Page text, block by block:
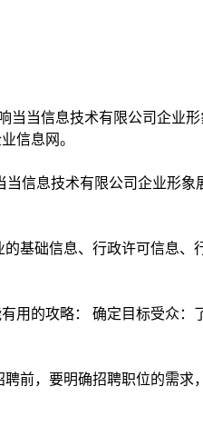
信息技术有限公司企业形象
基础信息、行政许可信息、
用的攻略： 确定目标受众：
前，要明确招聘职位的需求